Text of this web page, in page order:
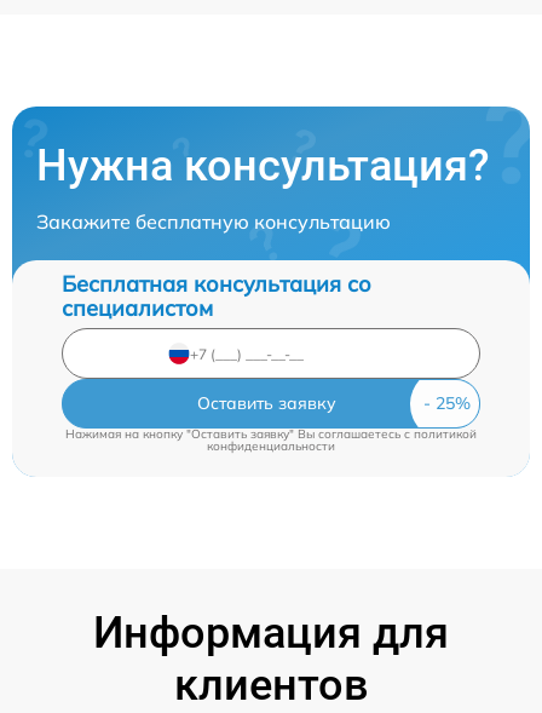
Нужна консультация?
Закажите бесплатную консультацию
Бесплатная консультация со
специалистом
Оставить заявку
Нажимая на кнопку "Оставить заявку" Вы соглашаетесь c политикой
конфиденциальности
Информация для
клиентов